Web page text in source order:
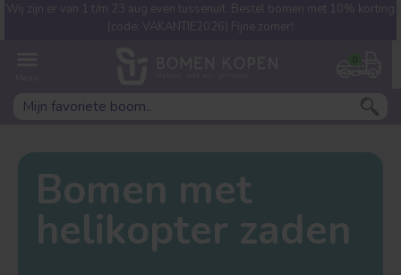
0
Wij zijn er van 1 t/m 23 aug even tussenuit. Bestel bomen met 10% korting
(code: VAKANTIE2026) FIjne zomer!
Bomen met
helikopter zaden
Welke boom ben jij naar op